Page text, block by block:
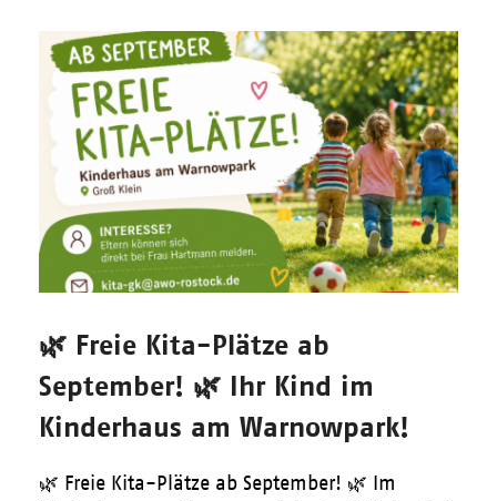
🌿 Freie Kita-Plätze ab
September! 🌿 Ihr Kind im
Kinderhaus am Warnowpark!
🌿 Freie Kita-Plätze ab September! 🌿 Im